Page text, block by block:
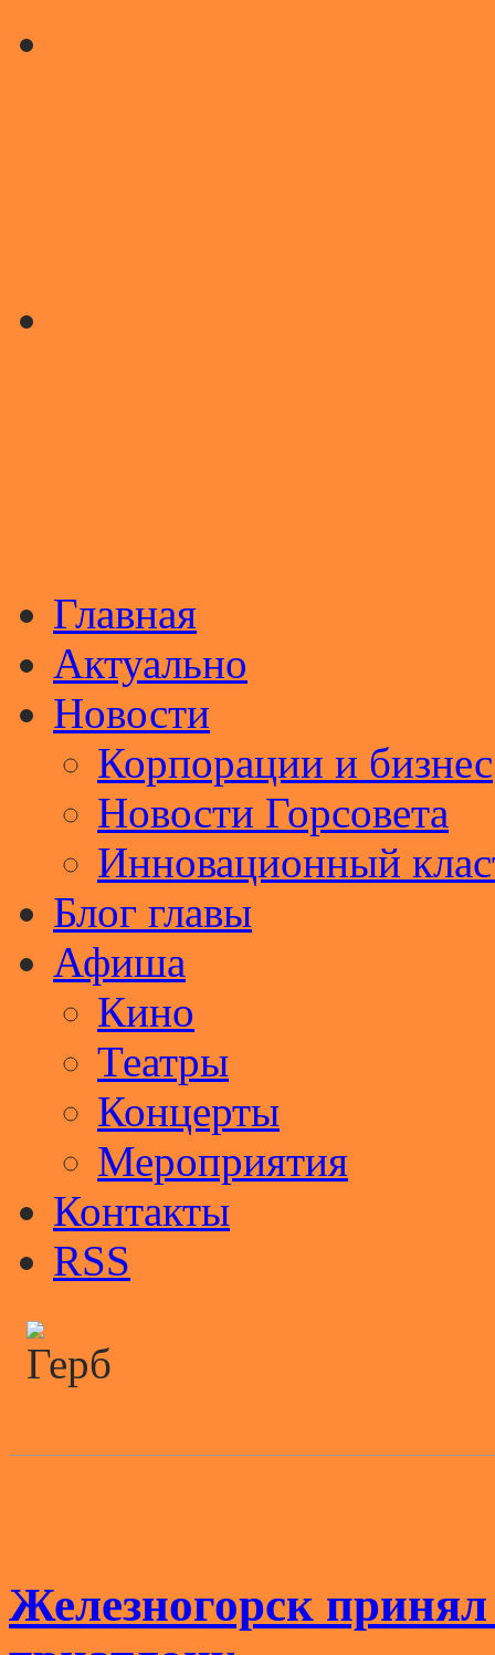
Главная
Актуально
Новости
Корпорации и бизнес
Новости Горсовета
Инновационный
Блог главы
Афиша
Кино
Театры
Концерты
Мероприятия
Контакты
RSS
Железногорск